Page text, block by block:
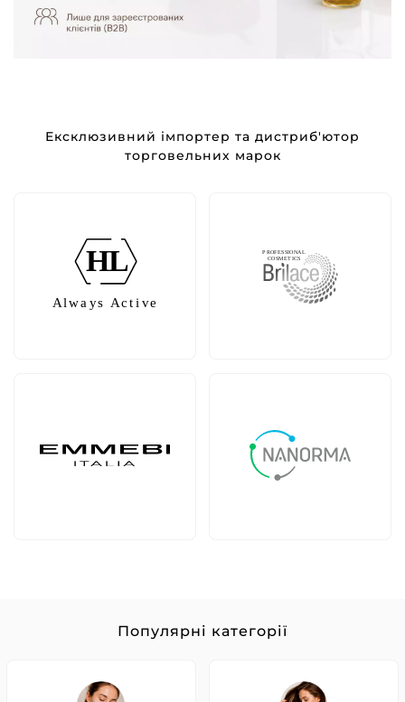
Ексклюзивний імпортер та дистриб'ютор
торговельних марок
Популярні категорії